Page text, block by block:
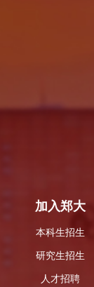
加入郑大
本科生招生
研究生招生
人才招聘